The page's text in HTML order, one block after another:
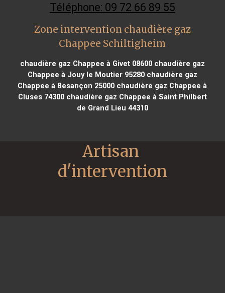
Téléphone: 09 72 66 89 55
Zone intervention chaudière gaz
Chappee Schiltigheim
chaudière gaz Chappee à Givet 08600chaudière gaz
Chappee à Jouy le Moutier 95280chaudière gaz
Chappee à Besançon 25000 chaudière gaz Chappee à
Cluses 74300chaudière gaz Chappee à Saint Philbert
de Grand Lieu 44310
Artisan
d'intervention